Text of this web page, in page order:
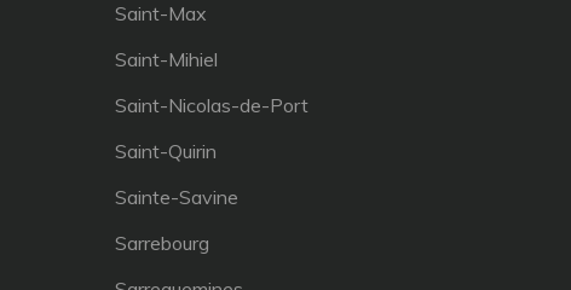
Saint-Max
Saint-Mihiel
Saint-Nicolas-de-Port
Saint-Quirin
Sainte-Savine
Sarrebourg